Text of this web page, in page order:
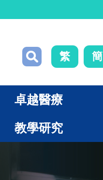
繁 簡
卓越醫療
教學研究